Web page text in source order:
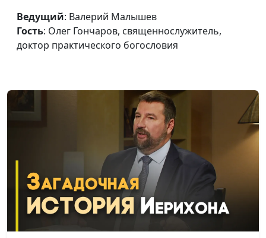
Как Бог дал людям 10
заповедей
Валерий Малышев,
Олег Гончаров,
Преображение Иисуса
Валерий Малышев,
Олег Гончаров,
священнослужитель,
доктор практического
богословия
#515
Саул и Давид: разные
судьбы Божьих
Валерий Малышев,
Олег Гончаров,
Ведущий: Валерий Малышев
Гость: Олег Гончаров, священнослужитель,
доктор практического богословия